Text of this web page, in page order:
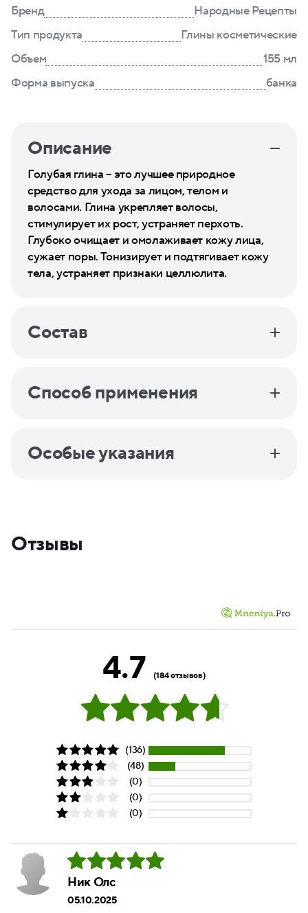
Бренд
Народные Рецепты
Тип продукта
Глины косметические
Объем
155 мл
Форма выпуска
банка
Описание
Голубая глина – это лучшее природное
средство для ухода за лицом, телом и
волосами. Глина укрепляет волосы,
стимулирует их рост, устраняет перхоть.
Глубоко очищает и омолаживает кожу лица,
сужает поры. Тонизирует и подтягивает кожу
тела, устраняет признаки целлюлита.
Состав
Способ применения
Особые указания
Отзывы
4.7 (184 отзывов)
(136)
(48)
(0)
(0)
(0)
Ник Олс
05.10.2025